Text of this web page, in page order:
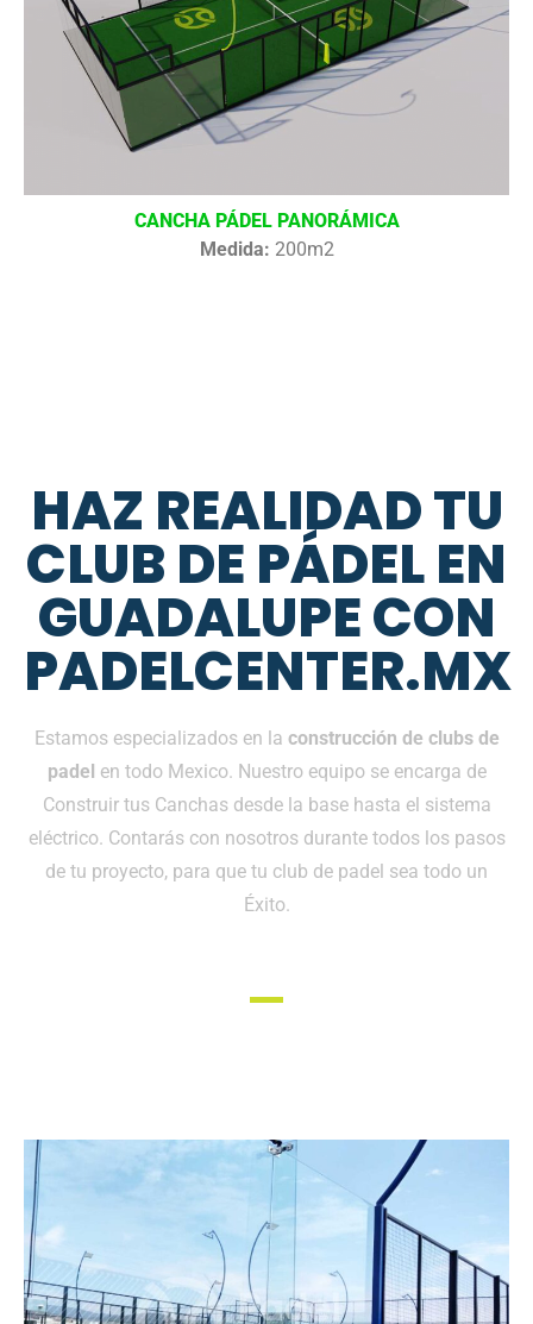
CANCHA PÁDEL PANORÁMICA
Medida: 200m2
HAZ REALIDAD TU
CLUB DE PÁDEL EN
GUADALUPE CON
PADELCENTER.MX
Estamos especializados en la construcción de clubs de
padel en todo Mexico. Nuestro equipo se encarga de
Construir tus Canchas desde la base hasta el sistema
eléctrico. Contarás con nosotros durante todos los pasos
de tu proyecto, para que tu club de padel sea todo un
Éxito.